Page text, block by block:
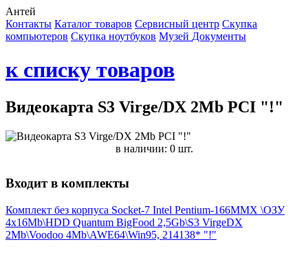
Антей
Контакты Каталог товаров Сервисный центр Cкупка
компьютеров Cкупка ноутбуков Музей Документы
к списку товаров
Видеокарта S3 Virge/DX 2Mb PCI "!"
в наличии: 0 шт.
Входит в комплекты
Комплект без корпуса Socket-7 Intel Pentium-166MMX \ОЗУ
4x16Mb\HDD Quantum BigFood 2,5Gb\S3 VirgeDX
2Mb\Voodoo 4Mb\AWE64\Win95, 214138* "!"